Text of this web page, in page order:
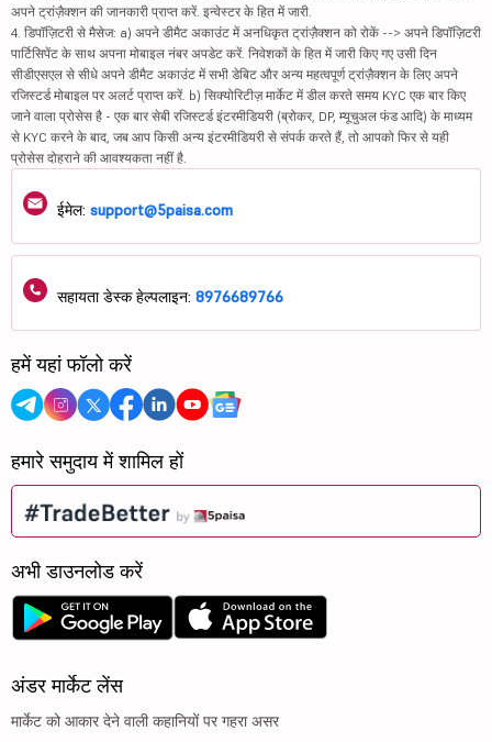
अपने ट्रांज़ैक्शन की जानकारी प्राप्त करें. इन्वेस्टर के हित में जारी.
4. डिपॉज़िटरी से मैसेज: a) अपने डीमैट अकाउंट में अनधिकृत ट्रांज़ैक्शन को रोकें --> अपने डिपॉज़िटरी
पार्टिसिपेंट के साथ अपना मोबाइल नंबर अपडेट करें. निवेशकों के हित में जारी किए गए उसी दिन
सीडीएसएल से सीधे अपने डीमैट अकाउंट में सभी डेबिट और अन्य महत्वपूर्ण ट्रांज़ैक्शन के लिए अपने
रजिस्टर्ड मोबाइल पर अलर्ट प्राप्त करें. b) सिक्योरिटीज़ मार्केट में डील करते समय KYC एक बार किए
जाने वाला प्रोसेस है - एक बार सेबी रजिस्टर्ड इंटरमीडियरी (ब्रोकर, DP, म्यूचुअल फंड आदि) के माध्यम
से KYC करने के बाद, जब आप किसी अन्य इंटरमीडियरी से संपर्क करते हैं, तो आपको फिर से यही
प्रोसेस दोहराने की आवश्यकता नहीं है.
ईमेल: support@5paisa.com
सहायता डेस्क हेल्पलाइन: 8976689766
हमें यहां फॉलो करें
हमारे समुदाय में शामिल हों
अभी डाउनलोड करें
अंडर मार्केट लेंस
मार्केट को आकार देने वाली कहानियों पर गहरा असर